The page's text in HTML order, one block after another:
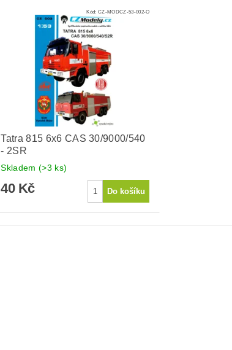
Kód:CZ-MODCZ-53-002-O
Tatra 815 6x6 CAS 30/9000/540
- 2SR
Skladem (>3 ks)
40 Kč